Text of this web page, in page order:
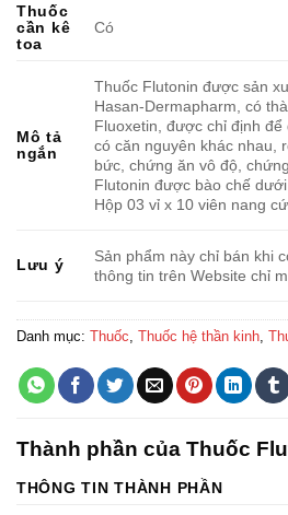
Thuốc
cần kê
toa
Có
Mô tả
ngắn
Thuốc Flutonin được sản
Hasan-Dermapharm, có
Fluoxetin, được chỉ định
có căn nguyên khác nhau,
bức, chứng ăn vô độ,
Flutonin được bào chế
Hộp 03 vỉ x 10 viên nang
Lưu ý
Sản phẩm này chỉ bán khi
thông tin trên Website chỉ
Danh mục: Thuốc Thuốc hệ thần kinh
Thành phần của Thuốc
THÔNG TIN THÀNH PHẦN